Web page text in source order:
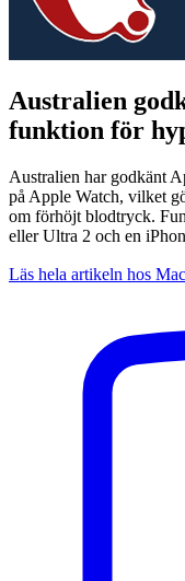
Australien
funktion för
Australien har godkänt
på Apple Watch, vilket
om förhöjt blodtryck.
eller Ultra 2 och en
Läs hela artikeln hos